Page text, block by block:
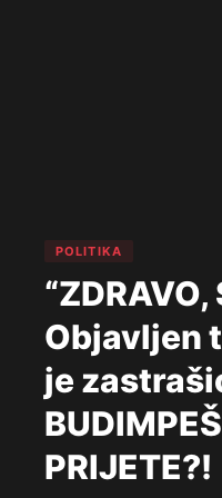
POLITIKA
“ZDRAVO,
Objavljen
je
PRIJETE?!